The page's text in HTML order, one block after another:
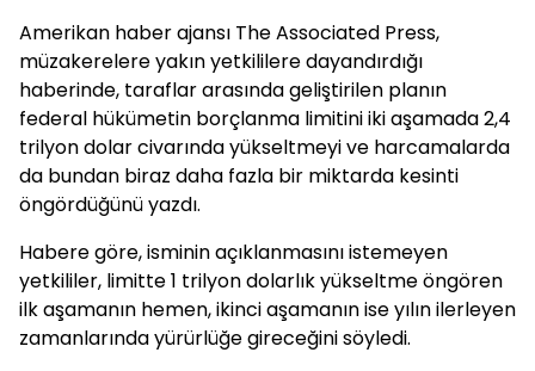
Amerikan haber ajansı The Associated Press,
müzakerelere yakın yetkililere dayandırdığı
haberinde, taraflar arasında geliştirilen planın
federal hükümetin borçlanma limitini iki aşamada 2,4
trilyon dolar civarında yükseltmeyi ve harcamalarda
da bundan biraz daha fazla bir miktarda kesinti
öngördüğünü yazdı.
Habere göre, isminin açıklanmasını istemeyen
yetkililer, limitte 1 trilyon dolarlık yükseltme öngören
ilk aşamanın hemen, ikinci aşamanın ise yılın ilerleyen
zamanlarında yürürlüğe gireceğini söyledi.